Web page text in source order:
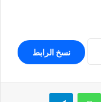
نسخ الرابط
واتساب تيلقرام